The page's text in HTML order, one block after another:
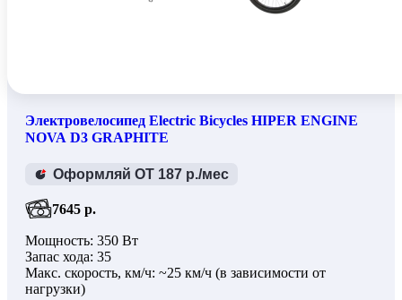
Электровелосипед Electric Bicycles HIPER ENGINE
NOVA D3 GRAPHITE
Оформляй ОТ 187 р./мес
7645 р.
Мощность: 350 Вт
Запас хода: 35
Макс. скорость, км/ч: ~25 км/ч (в зависимости от
нагрузки)